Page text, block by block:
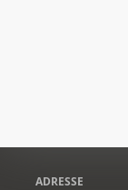
ADRESSE